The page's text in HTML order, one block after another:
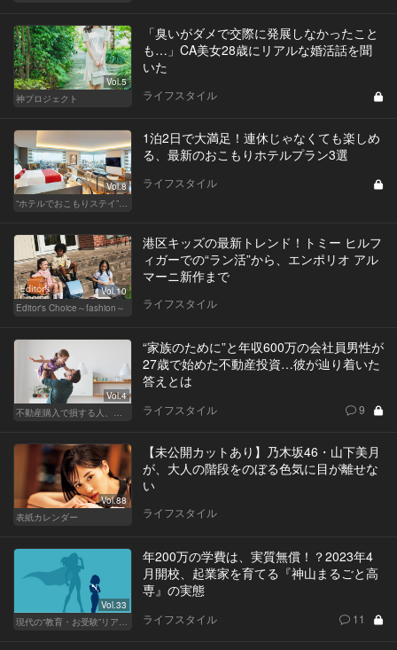
Vol.5
神プロジェクト
「臭いがダメで交際に発展しなかったこと
も…」CA美女28歳にリアルな婚活話を聞
いた
ライフスタイル
Vol.8
1泊2日で大満足！連休じゃなくても楽しめ
る、最新のおこもりホテルプラン3選
ライフスタイル
Vol.10
Editor's Choice～fashion～
港区キッズの最新トレンド！トミー ヒルフ
ィガーでの“ラン活”から、エンポリオ アル
マーニ新作まで
ライフスタイル
Vol.4
“家族のために”と年収600万の会社員男性が
27歳で始めた不動産投資…彼が辿り着いた
答えとは
ライフスタイル 9
Vol.88
表紙カレンダー
【未公開カットあり】乃木坂46・山下美月
が、大人の階段をのぼる色気に目が離せな
い
ライフスタイル
Vol.33
年200万の学費は、実質無償！？2023年4
月開校、起業家を育てる『神山まるごと高
専』の実態
ライフスタイル 11